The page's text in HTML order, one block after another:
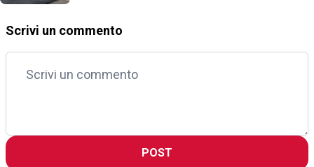
Scrivi un commento
POST